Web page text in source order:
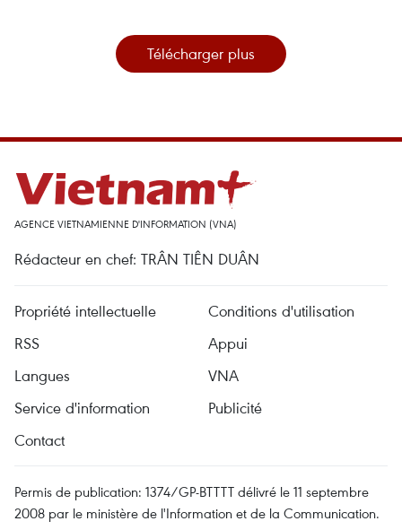
Télécharger plus
AGENCE VIETNAMIENNE D'INFORMATION (VNA)
Rédacteur en chef: TRÂN TIÊN DUÂN
Propriété intellectuelle
Conditions d'utilisation
RSS
Appui
Langues
VNA
Service d'information
Publicité
Contact
Permis de publication: 1374/GP-BTTTT délivré le 11 septembre
2008 par le ministère de l'Information et de la Communication.